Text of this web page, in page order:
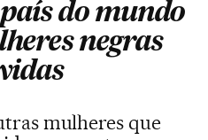
do mundo
negras
mulheres que